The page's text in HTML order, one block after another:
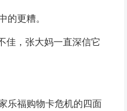
的更糟。
佳，张大妈一直深信它
乐福购物卡危机的四面